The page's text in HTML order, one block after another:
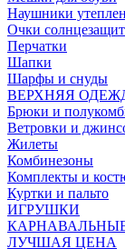
Наушники
Очки
Перчатки
Шапки
Шарфы и снуды
ВЕРХНЯЯ
Брюки и
Ветровки и
Жилеты
Комбинезоны
Комплекты и
Куртки и пальто
ИГРУШКИ
ЛУЧШАЯ ЦЕНА